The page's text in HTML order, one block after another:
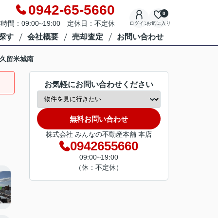
0942-65-5660
間：09:00~19:00 定休日：不定休 ログインお気に入り
0
す 会社概要 売却査定 お問い合わせ
留米城南
お気軽にお問い合わせください
無料お問い合わせ
株式会社 みんなの不動産本舗 本店
0942655660
09:00~19:00
（休：不定休）